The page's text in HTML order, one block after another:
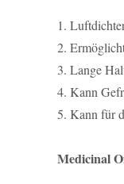
1.
2.
3. Lange
4. Kann
5. Kann für
Medicinal